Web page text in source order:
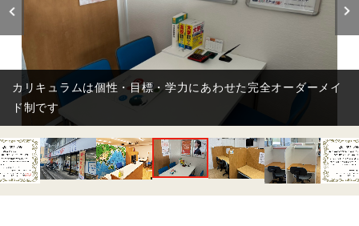
カリキュラムは個性・目標・学力にあわせた完全オーダーメイ
ド制です